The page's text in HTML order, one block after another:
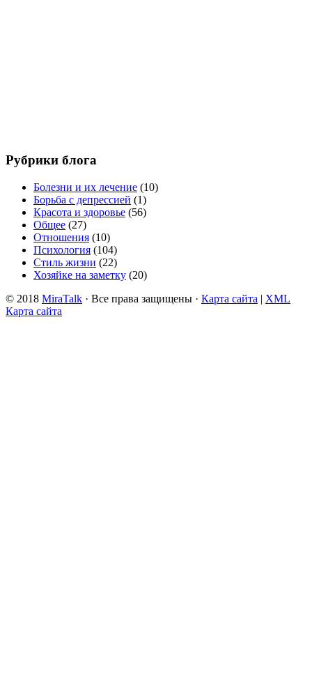
Рубрики блога
Болезни и их лечение (10)
Борьба с депрессией (1)
Красота и здоровье (56)
Общее (27)
Отношения (10)
Психология (104)
Стиль жизни (22)
Хозяйке на заметку (20)
© 2018 MiraTalk · Все права защищены · Карта сайта | XML
Карта сайта